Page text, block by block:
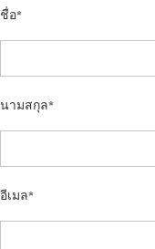
ชื่อ
นามสกุล
อีเมล